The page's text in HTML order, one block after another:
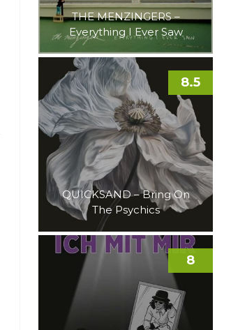
THE MENZINGERS –
Everything I Ever Saw
QUICKSAND – Bring On
The Psychics
8.5
8